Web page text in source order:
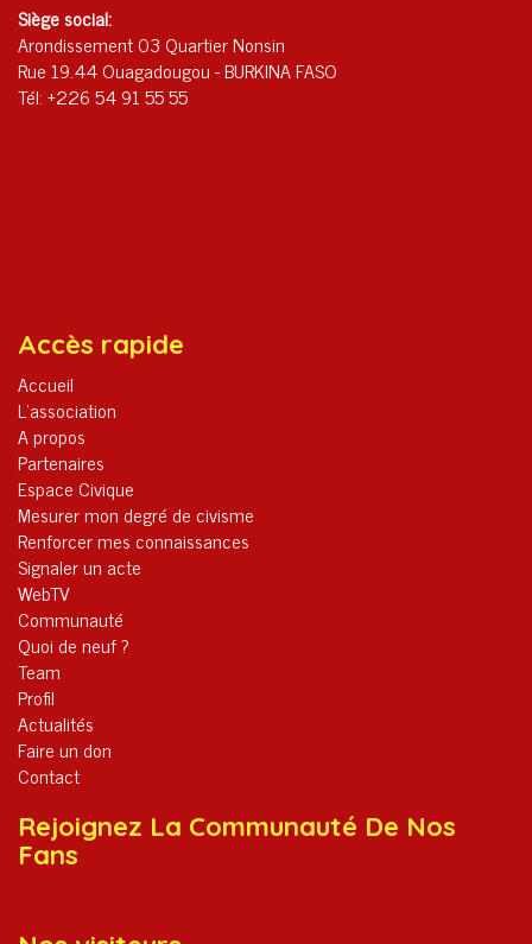
Siège social:
Arondissement 03 Quartier Nonsin
Rue 19.44 Ouagadougou - BURKINA FASO
Tél: +226 54 91 55 55
Accès rapide
Accueil
L’association
A propos
Partenaires
Espace Civique
Mesurer mon degré de civisme
Renforcer mes connaissances
Signaler un acte
WebTV
Communauté
Quoi de neuf ?
Team
Profil
Actualités
Faire un don
Contact
Rejoignez La Communauté De Nos
Fans